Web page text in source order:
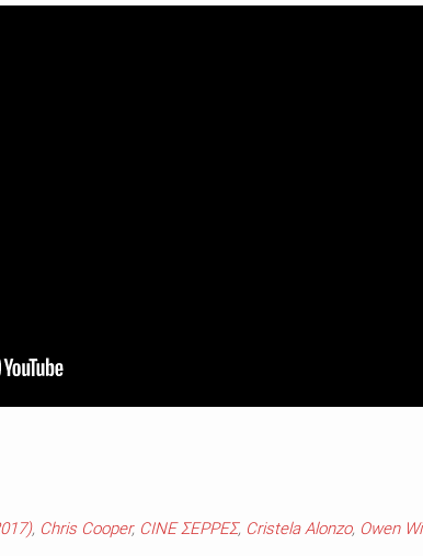
, Chris Cooper, CINE ΣΕΡΡΕΣ, Cristela Alonzo, Owen